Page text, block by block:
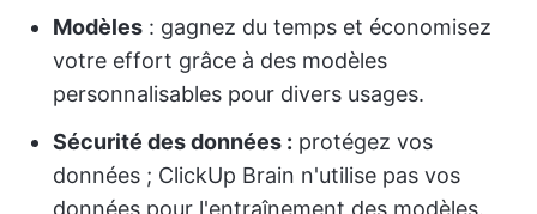
Modèles : gagnez du temps et économisez
votre effort grâce à des modèles
personnalisables pour divers usages.
Sécurité des données : protégez vos
données ; ClickUp Brain n'utilise pas vos
données pour l'entraînement des modèles.